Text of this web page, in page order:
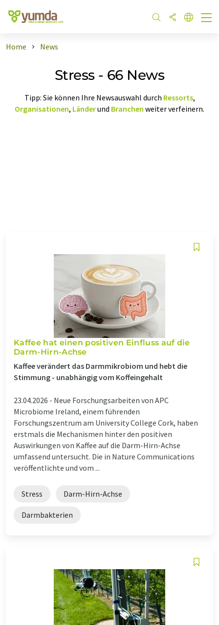
Home News
Stress - 66 News
Tipp: Sie können Ihre Newsauswahl durch Ressorts,
Organisationen, Länderund Branchen weiter verfeinern.
Kaffee hat einen positiven Einfluss auf die
Darm-Hirn-Achse
Kaffee verändert das Darmmikrobiom und hebt die
Stimmung - unabhängig vom Koffeingehalt
23.04.2026 - Neue Forschungsarbeiten von APC
Microbiome Ireland, einem führenden
Forschungszentrum am University College Cork, haben
erstmals die Mechanismen hinter den positiven
Auswirkungen von Kaffee auf die Darm-Hirn-Achse
umfassend untersucht. Die in Nature Communications
veröffentlichte und vom ...
Stress Darm-Hirn-Achse
Darmbakterien